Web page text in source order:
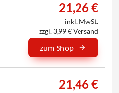
21,26 €
inkl. MwSt.
zzgl. 3,99 € Versand
zum Shop
21,46 €